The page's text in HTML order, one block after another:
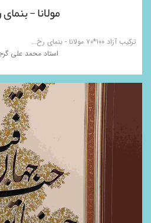
مولانا -
ترکیب آزاد ۱۰۰*۷۰ مولانا - بنمای رخ...
استاد محمد علی